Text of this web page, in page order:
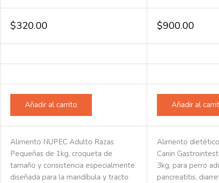
en
de
5
en
de
5
$320.00 $900.00
Añadir al carrito Añadir al
Alimento NUPEC Adulto Razas
Pequeñas de 1kg, croqueta de
tamaño y consistencia especialmente
diseñada para la mandíbula y tracto
Alimento
Canin
3kg, para perro
pancreatitis,